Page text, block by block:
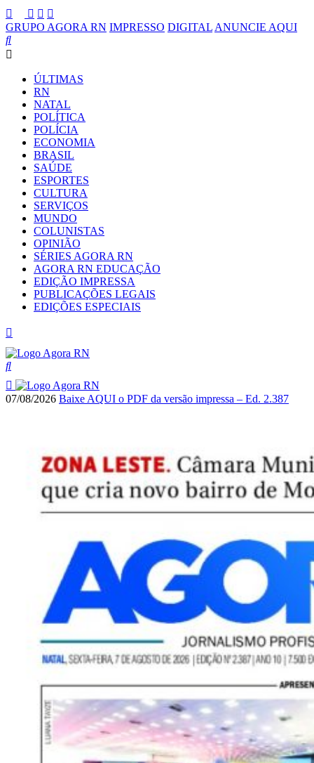
GRUPO AGORA RN IMPRESSO DIGITAL ANUNCIE AQUI
ÚLTIMAS
RN
NATAL
POLÍTICA
POLÍCIA
ECONOMIA
BRASIL
SAÚDE
ESPORTES
CULTURA
SERVIÇOS
MUNDO
COLUNISTAS
OPINIÃO
SÉRIES AGORA RN
AGORA RN EDUCAÇÃO
EDIÇÃO IMPRESSA
PUBLICAÇÕES LEGAIS
EDIÇÕES ESPECIAIS
07/08/2026 Baixe AQUI o PDF da versão impressa – Ed. 2.387